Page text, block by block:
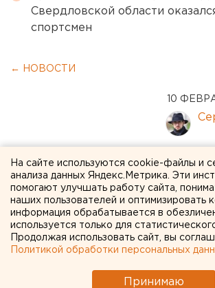
Свердловской области
спортсмен
← НОВОСТИ
10
Созвучно хеви-
горам: в
подобрали имя для
креативного
Вайнера
На сайте используются cookie-файлы и
анализа данных Яндекс.Метрика. Эти
помогают улучшать работу сайта,
наших пользователей и оптимизировать
информация обрабатывается в
используется только для
Продолжая использовать сайт, вы
Политикой обработки персональных
Принимаю